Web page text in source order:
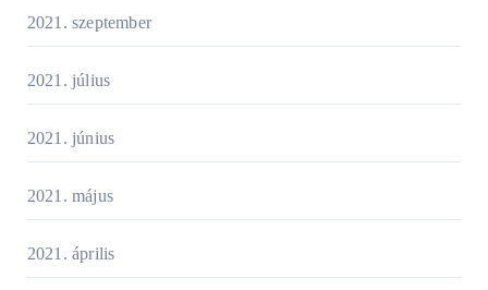
2021. szeptember
2021. július
2021. június
2021. május
2021. április